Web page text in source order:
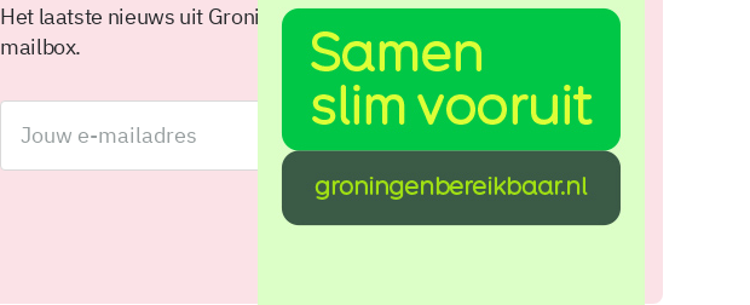
Het laatste nieuws uit Groningen elke middag in je
mailbox.
Meld je aan